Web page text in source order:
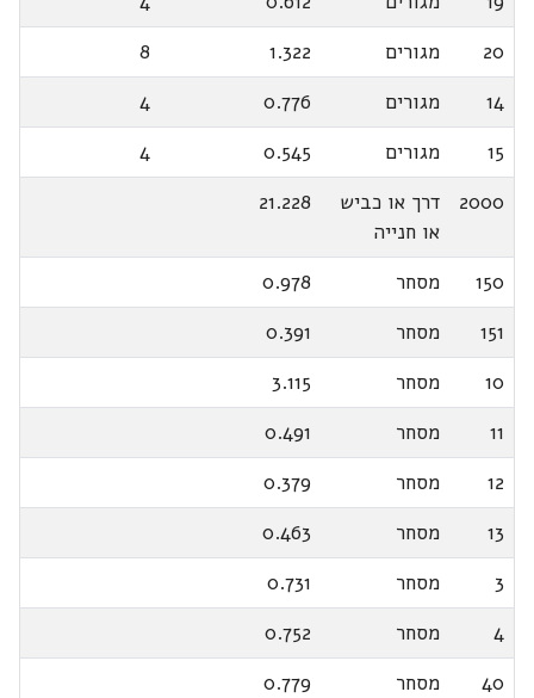
20
מגורים 1.322
8
14
מגורים 0.776
4
15
מגורים 0.545
4
2000
דרך או כביש
או חנייה
21.228
150 מסחר
0.978
151
מסחר
0.391
10
מסחר
3.115
11
מסחר
0.491
12
מסחר
0.379
13
מסחר
0.463
3
מסחר
0.731
4
מסחר
0.752
40
מסחר
0.779